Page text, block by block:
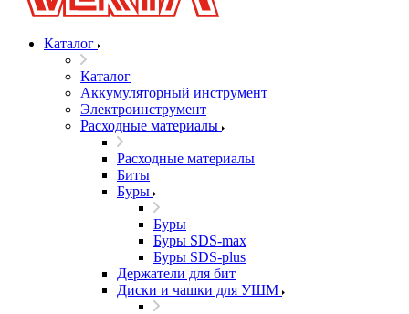
Каталог
Каталог
Аккумуляторный инструмент
Электроинструмент
Расходные материалы
Расходные материалы
Биты
Буры
Буры
Буры SDS-max
Буры SDS-plus
Держатели для бит
Диски и чашки для УШМ